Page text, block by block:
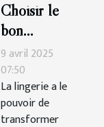
Choisir le
bon
ensemble
de lingerie
pour des
occasions
9 avril 2025
07:50
La lingerie a le
pouvoir de
transformer